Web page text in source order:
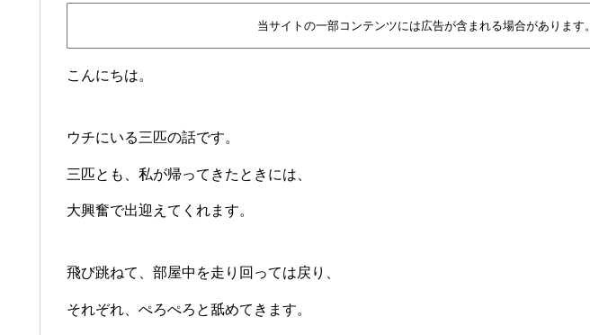
当サイトの一部コンテンツには広告が含まれる場合があります。
こんにちは。
ウチにいる三匹の話です。
三匹とも、私が帰ってきたときには、
大興奮で出迎えてくれます。
飛び跳ねて、部屋中を走り回っては戻り、
それぞれ、ぺろぺろと舐めてきます。